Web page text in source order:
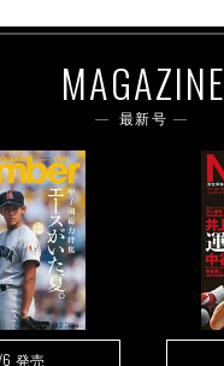
MAGAZINE
最新号
発売